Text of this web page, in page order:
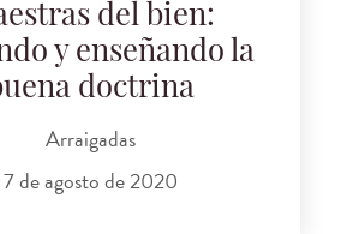
del bien:
y enseñando la
doctrina
Arraigadas
7 de agosto de 2020